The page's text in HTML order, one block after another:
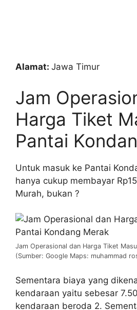
Alamat: Jawa Timur
Jam
Harga Tiket
Pantai
Untuk masuk ke Pantai
hanya cukup membayar
Murah, bukan ?
Jam Operasional dan Harga Tiket
(Sumber: Google Maps: muhammad
Sementara biaya yang
kendaraan yaitu sebesar
kendaraan beroda 2.